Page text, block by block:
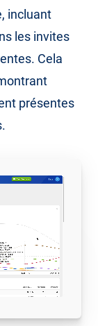
incluant
les invites
Cela
présentes